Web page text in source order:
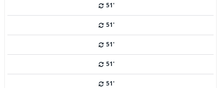
51'
51'
51'
51'
51'